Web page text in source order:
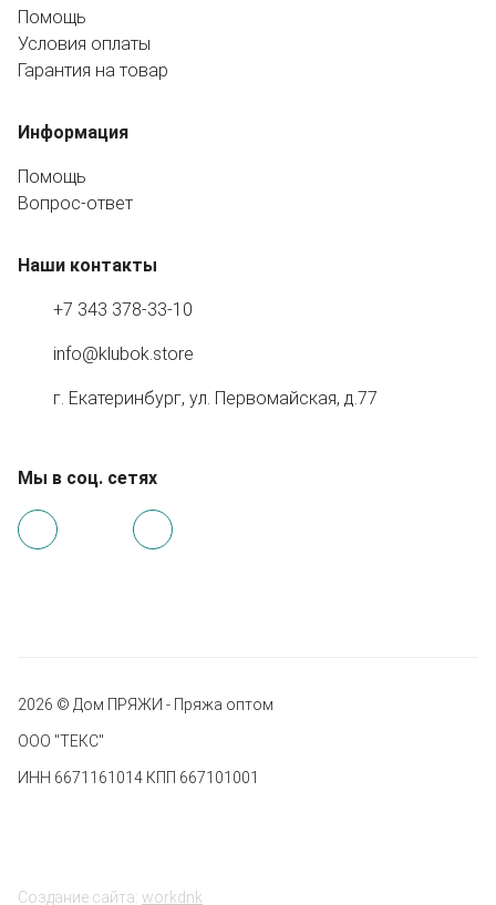
Помощь
Условия оплаты
Гарантия на товар
Информация
Помощь
Вопрос-ответ
Наши контакты
+7 343 378-33-10
info@klubok.store
г. Екатеринбург, ул. Первомайская, д.77
Мы в соц. сетях
2026 © Дом ПРЯЖИ - Пряжа оптом
ООО "ТЕКС"
ИНН 6671161014 КПП 667101001
Создание сайта: workdnk